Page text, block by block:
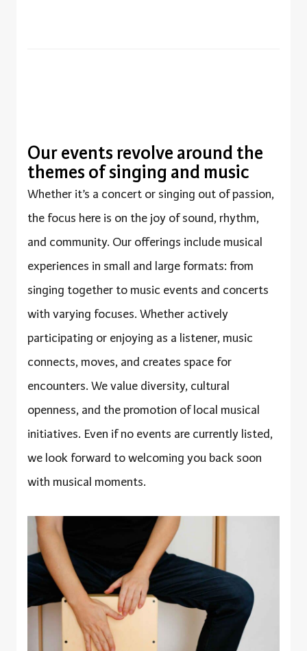
Our events revolve around the
themes of singing and music
Whether it’s a concert or singing out of passion,
the focus here is on the joy of sound, rhythm,
and community. Our offerings include musical
experiences in small and large formats: from
singing together to music events and concerts
with varying focuses. Whether actively
participating or enjoying as a listener, music
connects, moves, and creates space for
encounters. We value diversity, cultural
openness, and the promotion of local musical
initiatives. Even if no events are currently listed,
we look forward to welcoming you back soon
with musical moments.